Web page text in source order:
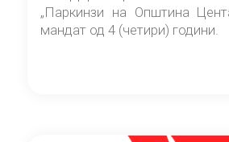
„Паркинзи на Општина
мандат од 4 (четири) години.